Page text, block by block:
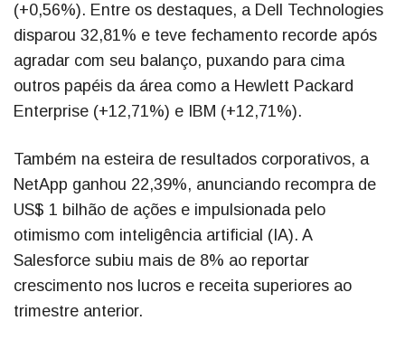
(+0,56%). Entre os destaques, a Dell Technologies
disparou 32,81% e teve fechamento recorde após
agradar com seu balanço, puxando para cima
outros papéis da área como a Hewlett Packard
Enterprise (+12,71%) e IBM (+12,71%).
Também na esteira de resultados corporativos, a
NetApp ganhou 22,39%, anunciando recompra de
US$ 1 bilhão de ações e impulsionada pelo
otimismo com inteligência artificial (IA). A
Salesforce subiu mais de 8% ao reportar
crescimento nos lucros e receita superiores ao
trimestre anterior.